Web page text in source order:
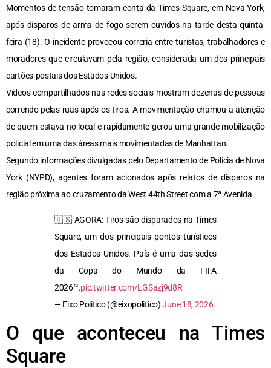
Momentos de tensão tomaram conta da Times Square, em Nova York,
após disparos de arma de fogo serem ouvidos na tarde desta quinta-
feira (18). O incidente provocou correria entre turistas, trabalhadores e
moradores que circulavam pela região, considerada um dos principais
cartões-postais dos Estados Unidos.
Vídeos compartilhados nas redes sociais mostram dezenas de pessoas
correndo pelas ruas após os tiros. A movimentação chamou a atenção
de quem estava no local e rapidamente gerou uma grande mobilização
policial em uma das áreas mais movimentadas de Manhattan.
Segundo informações divulgadas pelo Departamento de Polícia de Nova
York (NYPD), agentes foram acionados após relatos de disparos na
região próxima ao cruzamento da West 44th Street com a 7ª Avenida.
🇺🇸 AGORA: Tiros são disparados na Times
Square, um dos principais pontos turísticos
dos Estados Unidos. País é uma das sedes
da Copa do Mundo da FIFA
2026™.pic.twitter.com/LGSazj9d8R
— Eixo Político (@eixopolitico)June 18, 2026
O que aconteceu na Times
Square